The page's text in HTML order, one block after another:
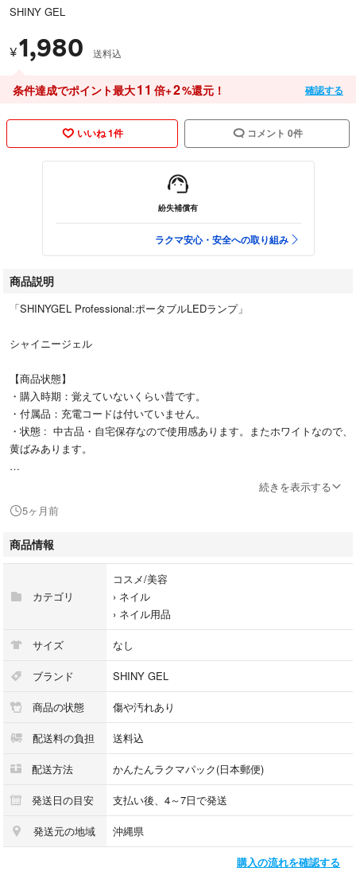
SHINY GEL
¥1,980 送料込
条件達成でポイント最大11 倍+2%還元！ 確認する
いいね 1件 コメント 0件
紛失補償有
ラクマ安心・安全への取り組み
商品説明
「SHINYGEL Professional:ポータブルLEDランプ」
シャイニージェル
【商品状態】
・購入時期：覚えていないくらい昔です。
・付属品：充電コードは付いていません。
・状態 : 中古品・自宅保存なので使用感あります。またホワイトなので、
黄ばみあります。
この点、ご了承いただける方のみよろしくお願いします。
詳細は写真にてご確認ください。
他にもネイル用品、パーツ類出品しています。
まとめての購入が🉐です♪
よろしければ他もご覧ください。
★印が付いている商品を他の商品と同時にご購入頂いた場合は
購入金額に関わらず同包送料分¥100お値引き致します。
購入前にコメントください。
下記のまとめ割りとは併用は出来かねます。
2点計¥2000以上で¥300引き、3点計¥3000で¥500引きさせて頂きます。
その他の値下げ交渉承っておりませんのでご遠慮下さい。
※自宅保存、中古品ですので神経質な方はご遠慮下さい。
※傷や汚れ等見落としある事があるかもしれません。ご了承頂ける方のみ
続きを表示する
5ヶ月前
商品情報
カテゴリ
コスメ/美容
› ネイル
› ネイル用品
サイズ なし
ブランド SHINY GEL
商品の状態 傷や汚れあり
配送料の負担 送料込
配送方法 かんたんラクマパック(日本郵便)
発送日の目安 支払い後、4～7日で発送
発送元の地域 沖縄県
購入の流れを確認する